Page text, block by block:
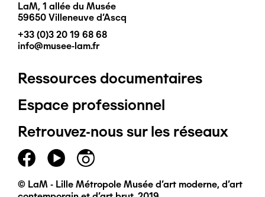
LaM, 1 allée du Musée
59650 Villeneuve d'Ascq
+33 (0)3 20 19 68 68
info@musee-lam.fr
Pied
de
page
principal
Ressources documentaires
Espace professionnel
Retrouvez-nous sur les réseaux
© LaM - Lille Métropole Musée d'art moderne, d'art